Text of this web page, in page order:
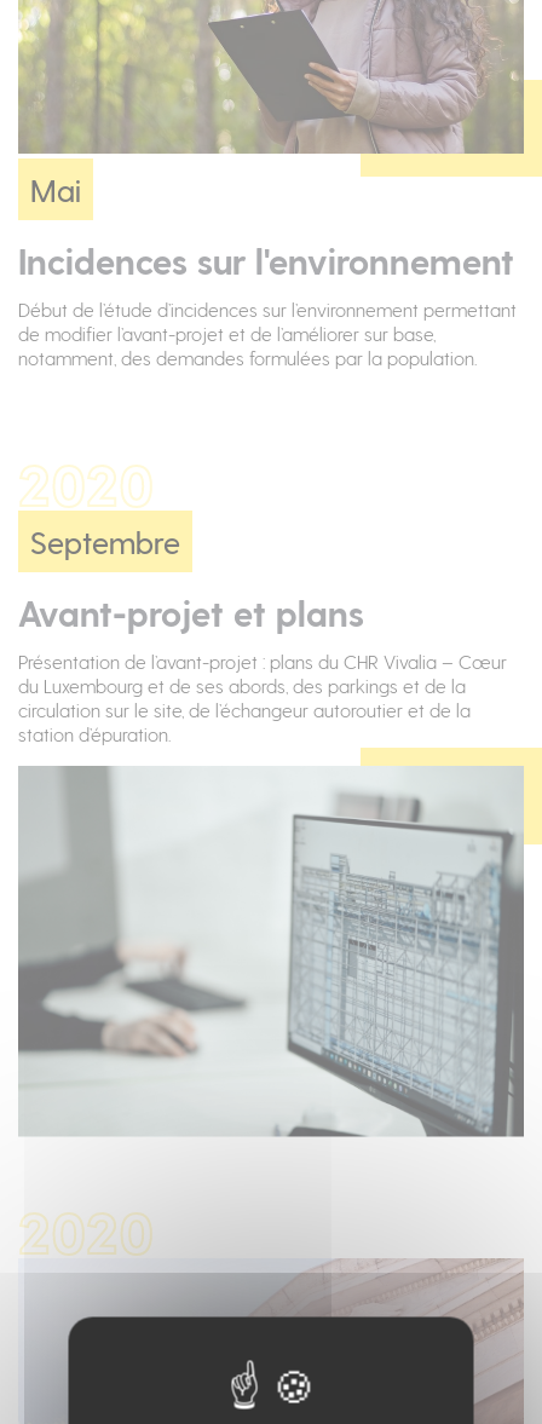
Mai
Incidences sur l'environnement
Début de l’étude d’incidences sur l’environnement permettant
de modifier l’avant-projet et de l’améliorer sur base,
notamment, des demandes formulées par la population.
2020
Septembre
Avant-projet et plans
Présentation de l’avant-projet : plans du CHR Vivalia – Cœur
du Luxembourg et de ses abords, des parkings et de la
circulation sur le site, de l’échangeur autoroutier et de la
station d’épuration.
2020